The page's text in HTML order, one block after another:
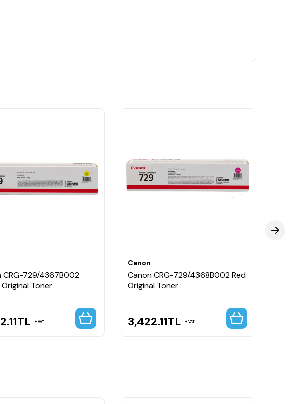
CRG-729/4367B002
Original Toner
TL VAT
Canon
Canon CRG-729/4368B002 Red
Original Toner
3,422.11TL VAT